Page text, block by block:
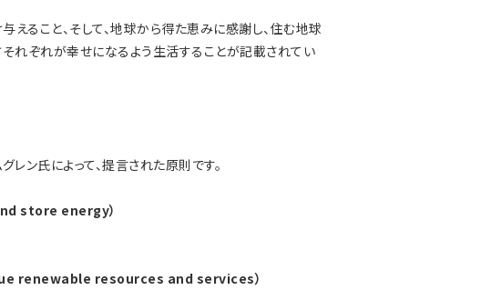
えること、そして、地球から得た恵みに感謝し、住む地球
それぞれが幸せになるよう生活することが記載されてい
レン氏によって、提言された原則です。
store energy）
renewable resources and services）